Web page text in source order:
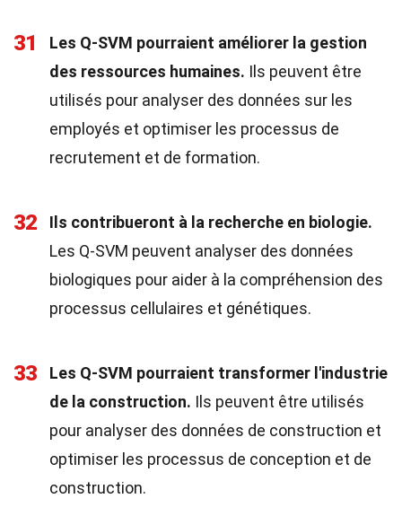
31
Les Q-SVM pourraient améliorer la gestion
des ressources humaines. Ils peuvent être
utilisés pour analyser des données sur les
employés et optimiser les processus de
recrutement et de formation.
32
Ils contribueront à la recherche en biologie.
Les Q-SVM peuvent analyser des données
biologiques pour aider à la compréhension des
processus cellulaires et génétiques.
33
Les Q-SVM pourraient transformer l'industrie
de la construction. Ils peuvent être utilisés
pour analyser des données de construction et
optimiser les processus de conception et de
construction.